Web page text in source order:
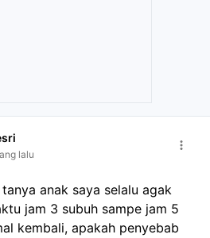
lalu
anak saya selalu agak
jam 3 subuh sampe jam 5
kembali, apakah penyebab